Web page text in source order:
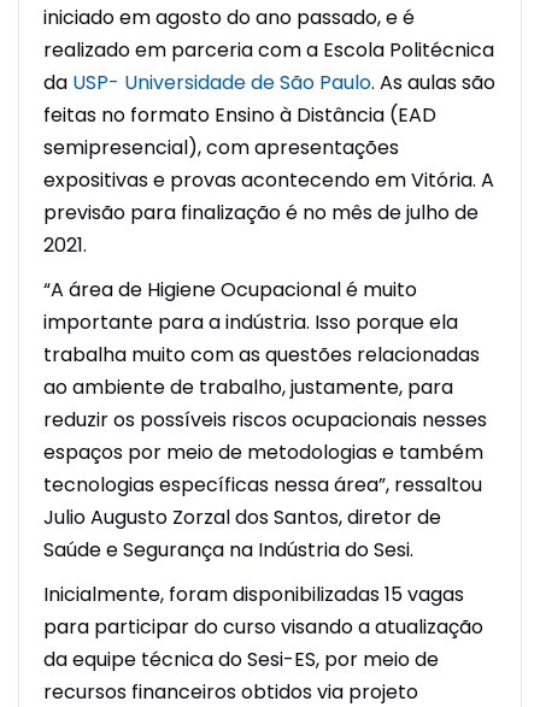
iniciado em agosto do ano passado, e é
realizado em parceria com a Escola Politécnica
da USP- Universidade de São Paulo. As aulas são
feitas no formato Ensino à Distância (EAD
semipresencial), com apresentações
expositivas e provas acontecendo em Vitória. A
previsão para finalização é no mês de julho de
2021.
“A área de Higiene Ocupacional é muito
importante para a indústria. Isso porque ela
trabalha muito com as questões relacionadas
ao ambiente de trabalho, justamente, para
reduzir os possíveis riscos ocupacionais nesses
espaços por meio de metodologias e também
tecnologias específicas nessa área”, ressaltou
Julio Augusto Zorzal dos Santos, diretor de
Saúde e Segurança na Indústria do Sesi.
Inicialmente, foram disponibilizadas 15 vagas
para participar do curso visando a atualização
da equipe técnica do Sesi-ES, por meio de
recursos financeiros obtidos via projeto